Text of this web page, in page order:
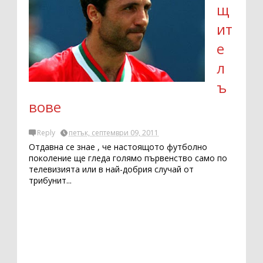
щ
ит
е
л
ъ
вове
Reply петък, септември 09, 2011
Отдавна се знае , че настоящото футболно
поколение ще гледа голямо първенство само по
телевизията или в най-добрия случай от
трибунит...